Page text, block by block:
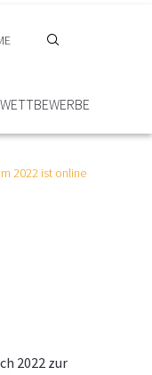
WETTBEWERBE
2022 ist online
2022 zur